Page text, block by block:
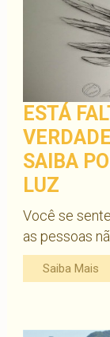
ESTÁ
SAIBA
LUZ
Você se
as pessoas
Saiba Mais